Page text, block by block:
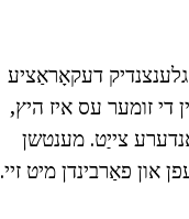
דעקאָראַציע
די זומער עס איז היץ,
צייַט. מענטשן
פאַרבינדן מיט זיי.